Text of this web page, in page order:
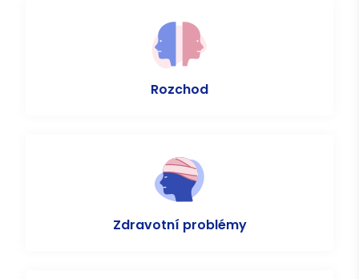
Rozchod
Zdravotní problémy